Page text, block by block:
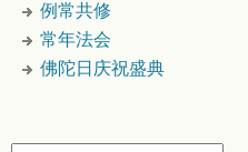
例常共修
常年法会
佛陀日庆祝盛典